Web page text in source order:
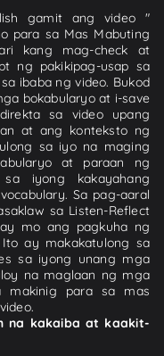
gamit ang video "
para sa Mas Mabuting
kang mag-check at
ng pakikipag-usap sa
ibaba ng video. Bukod
bokabularyo at i-save
sa video upang
at ang konteksto ng
sa iyo na maging
at paraan ng
sa iyong kakayahang
Sa pag-aaral
sa Listen-Reflect
mo ang pagkuha ng
ay makakatulong sa
sa iyong unang mga
na maglaan ng mga
makinig para sa mas
na kakaiba at kaakit-